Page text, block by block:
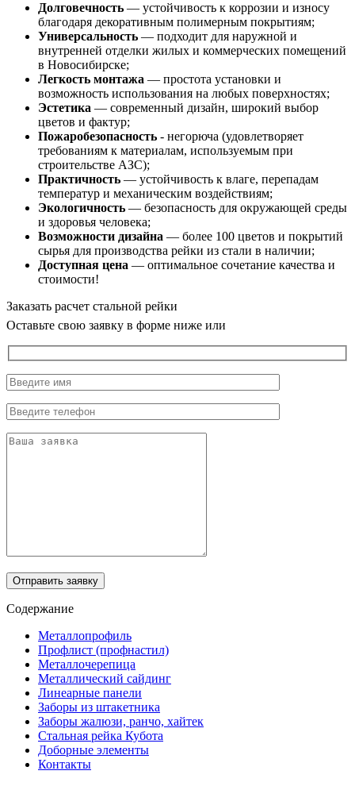
Долговечность — устойчивость к коррозии и износу
благодаря декоративным полимерным покрытиям;
Универсальность — подходит для наружной и
внутренней отделки жилых и коммерческих помещений
в Новосибирске;
Легкость монтажа — простота установки и
возможность использования на любых поверхностях;
Эстетика — современный дизайн, широкий выбор
цветов и фактур;
Пожаробезопасность - негорюча (удовлетворяет
требованиям к материалам, используемым при
строительстве АЗС);
Практичность — устойчивость к влаге, перепадам
температур и механическим воздействиям;
Экологичность — безопасность для окружающей среды
и здоровья человека;
Возможности дизайна — более 100 цветов и покрытий
сырья для производства рейки из стали в наличии;
Доступная цена — оптимальное сочетание качества и
стоимости!
Заказать расчет стальной рейки
Оставьте свою заявку в форме ниже или
Отправить заявку
Содержание
Металлопрофиль
Профлист (профнастил)
Металлочерепица
Металлический сайдинг
Линеарные панели
Заборы из штакетника
Заборы жалюзи, ранчо, хайтек
Стальная рейка Кубота
Доборные элементы
Контакты